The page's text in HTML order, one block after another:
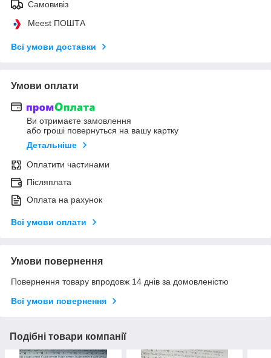
Самовивіз
Meest ПОШТА
Всі умови доставки
Умови оплати
Ви отримаєте замовлення
або гроші повернуться на вашу картку
Детальніше
Оплатити частинами
Післяплата
Оплата на рахунок
Всі умови оплати
Умови повернення
Повернення товару впродовж 14 днів за домовленістю
Всі умови повернення
Подібні товари компанії